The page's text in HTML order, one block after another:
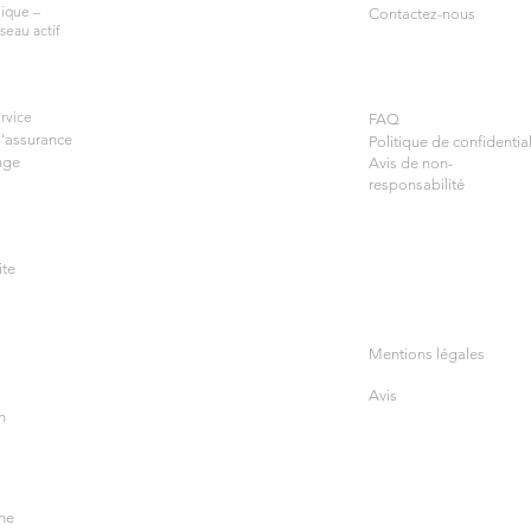
–
actif
Contactez-nous
FAQ
Politique de
Avis de non-
responsabilité
Mentions légales
Avis